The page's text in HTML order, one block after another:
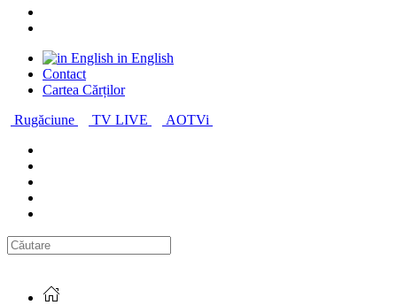
in English
Contact
Cartea Cărților
Rugăciune
TV LIVE AOTVi